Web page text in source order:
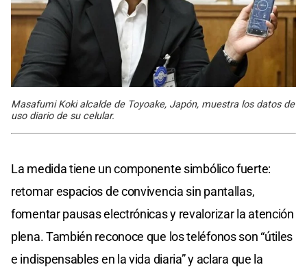
Masafumi Koki alcalde de Toyoake, Japón, muestra los datos de
uso diario de su celular.
La medida tiene un componente simbólico fuerte:
retomar espacios de convivencia sin pantallas,
fomentar pausas electrónicas y revalorizar la atención
plena. También reconoce que los teléfonos son “útiles
e indispensables en la vida diaria” y aclara que la